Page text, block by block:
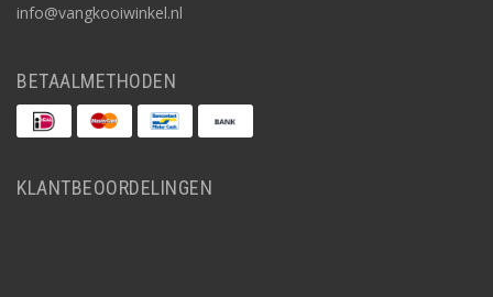
info@vangkooiwinkel.nl
BETAALMETHODEN
KLANTBEOORDELINGEN